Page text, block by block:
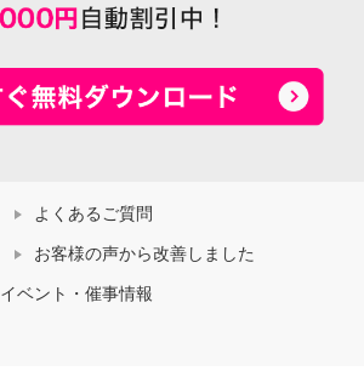
よくあるご質問
お客様の声から改善しました
イベント・催事情報